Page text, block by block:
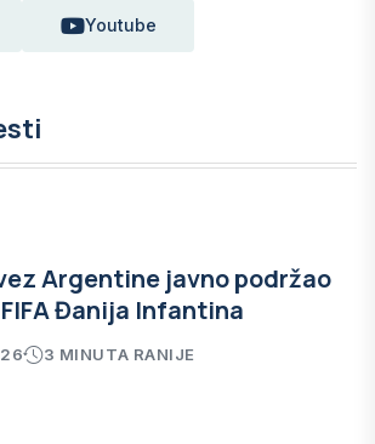
Youtube
Argentine javno podržao
Đanija Infantina
3 MINUTA RANIJE